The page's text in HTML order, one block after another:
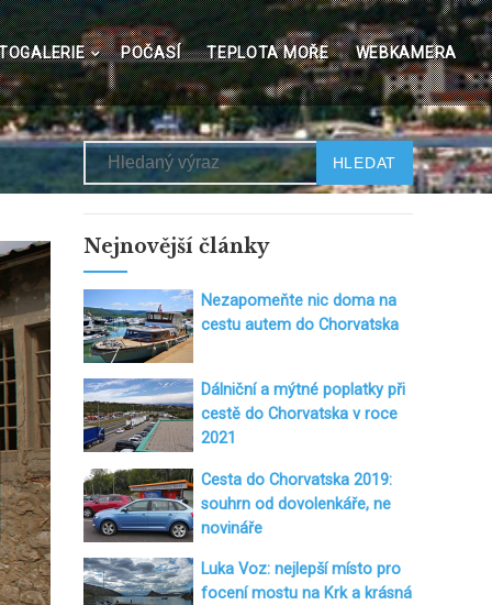
POČASÍ TEPLOTA MOŘE WEBKAMERA
Hledat
Nejnovější články
Nezapomeňte nic doma na
cestu autem do Chorvatska
Dálniční a mýtné poplatky při
cestě do Chorvatska v roce
2021
Cesta do Chorvatska 2019:
souhrn od dovolenkáře, ne
novináře
Luka Voz: nejlepší místo pro
focení mostu na Krk a krásná